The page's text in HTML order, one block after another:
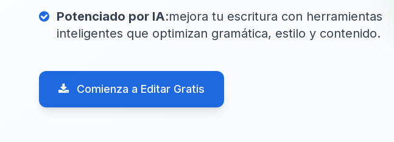
Potenciado por IA:mejora tu escritura con herramientas
inteligentes que optimizan gramática, estilo y contenido.
Comienza a Editar Gratis